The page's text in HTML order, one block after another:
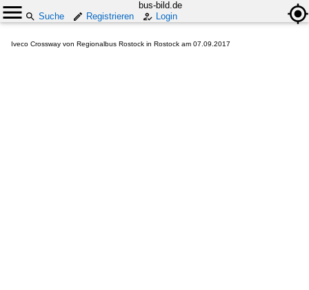
bus-bild.de
Suche
Registrieren Login
Iveco Crossway von Regionalbus Rostock in Rostock am 07.09.2017